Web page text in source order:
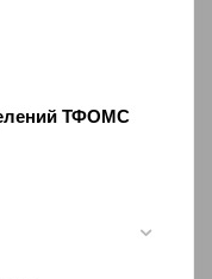
ТФОМС